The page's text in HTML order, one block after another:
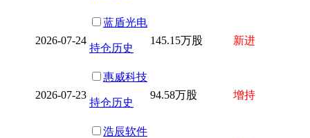
2026-07-24
蓝盾光电
持仓历史
145.15万股 新进
2026-07-23
惠威科技
持仓历史
94.58万股 增持
浩辰软件